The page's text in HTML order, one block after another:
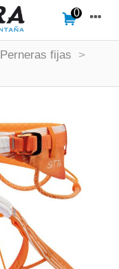
0
Perneras fijas
>